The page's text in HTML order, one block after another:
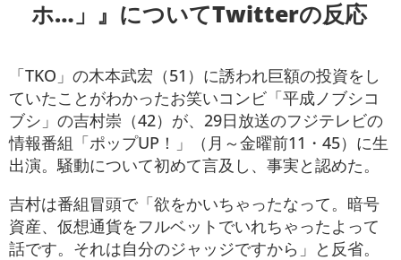
ホ…」』についてTwitterの反応
「TKO」の木本武宏（51）に誘われ巨額の投資をし
ていたことがわかったお笑いコンビ「平成ノブシコ
ブシ」の吉村崇（42）が、29日放送のフジテレビの
情報番組「ポップUP！」（月～金曜前11・45）に生
出演。騒動について初めて言及し、事実と認めた。
吉村は番組冒頭で「欲をかいちゃったなって。暗号
資産、仮想通貨をフルベットでいれちゃったよって
話です。それは自分のジャッジですから」と反省。